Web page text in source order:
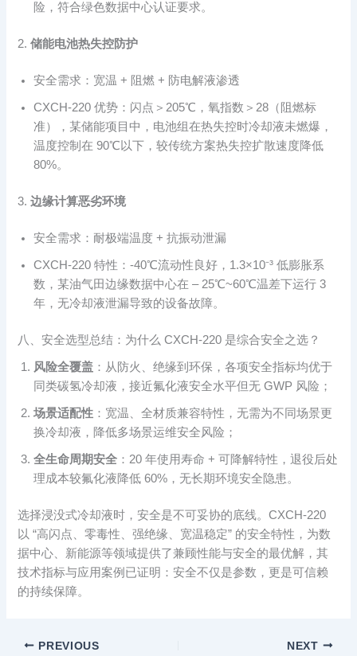
险，符合绿色数据中心认证要求。
2.储能电池热失控防护
安全需求：宽温 + 阻燃 + 防电解液渗透
CXCH-220 优势：闪点＞205℃，氧指数＞28（阻燃标
准），某储能项目中，电池组在热失控时冷却液未燃爆，
温度控制在 90℃以下，较传统方案热失控扩散速度降低
80%。
3.边缘计算恶劣环境
安全需求：耐极端温度 + 抗振动泄漏
CXCH-220 特性：-40℃流动性良好，1.3×10⁻³ 低膨胀系
数，某油气田边缘数据中心在 – 25℃~60℃温差下运行 3
年，无冷却液泄漏导致的设备故障。
八、安全选型总结：为什么 CXCH-220 是综合安全之选？
风险全覆盖 ：从防火、绝缘到环保，各项安全指标均优于
同类碳氢冷却液，接近氟化液安全水平但无 GWP 风险；
场景适配性 ：宽温、全材质兼容特性，无需为不同场景更
换冷却液，降低多场景运维安全风险；
全生命周期安全 ：20 年使用寿命 + 可降解特性，退役后处
理成本较氟化液降低 60%，无长期环境安全隐患。
选择浸没式冷却液时，安全是不可妥协的底线。CXCH-220
以 “高闪点、零毒性、强绝缘、宽温稳定” 的安全特性，为数
据中心、新能源等领域提供了兼顾性能与安全的最优解，其
技术指标与应用案例已证明：安全不仅是参数，更是可信赖
的持续保障。
PREVIOUS NEXT